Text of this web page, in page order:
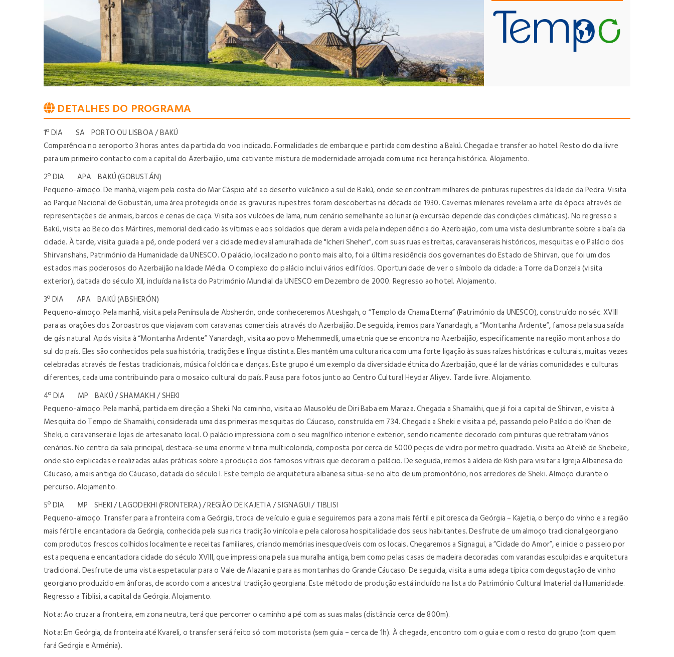
DETALHES DO PROGRAMA
1º DIA SA PORTO OU LISBOA / BAKÚ
Comparência no aeroporto 3 horas antes da partida do voo indicado. Formalidades de embarque e partida com destino a Bakú. Chegada e transfer ao hotel. Resto do dia livre
para um primeiro contacto com a capital do Azerbaijão, uma cativante mistura de modernidade arrojada com uma rica herança histórica. Alojamento.
2º DIA APA BAKÚ (GOBUSTÁN)
Pequeno-almoço. De manhã, viajem pela costa do Mar Cáspio até ao deserto vulcânico a sul de Bakú, onde se encontram milhares de pinturas rupestres da Idade da Pedra. Visita
ao Parque Nacional de Gobustán, uma área protegida onde as gravuras rupestres foram descobertas na década de 1930. Cavernas milenares revelam a arte da época através de
representações de animais, barcos e cenas de caça. Visita aos vulcões de lama, num cenário semelhante ao lunar (a excursão depende das condições climáticas). No regresso a
Bakú, visita ao Beco dos Mártires, memorial dedicado às vítimas e aos soldados que deram a vida pela independência do Azerbaijão, com uma vista deslumbrante sobre a baía da
cidade. À tarde, visita guiada a pé, onde poderá ver a cidade medieval amuralhada de "Icheri Sheher", com suas ruas estreitas, caravanserais históricos, mesquitas e o Palácio dos
Shirvanshahs, Património da Humanidade da UNESCO. O palácio, localizado no ponto mais alto, foi a última residência dos governantes do Estado de Shirvan, que foi um dos
estados mais poderosos do Azerbaijão na Idade Média. O complexo do palácio inclui vários edifícios. Oportunidade de ver o símbolo da cidade: a Torre da Donzela (visita
exterior), datada do século XII, incluída na lista do Património Mundial da UNESCO em Dezembro de 2000. Regresso ao hotel. Alojamento.
3º DIA APA BAKÚ (ABSHERÓN)
Pequeno-almoço. Pela manhã, visita pela Península de Absherón, onde conheceremos Ateshgah, o “Templo da Chama Eterna” (Património da UNESCO), construído no séc. XVIII
para as orações dos Zoroastros que viajavam com caravanas comerciais através do Azerbaijão. De seguida, iremos para Yanardagh, a “Montanha Ardente”, famosa pela sua saída
de gás natural. Após visita à “Montanha Ardente” Yanardagh, visita ao povo Mehemmedli, uma etnia que se encontra no Azerbaijão, especificamente na região montanhosa do
sul do país. Eles são conhecidos pela sua história, tradições e língua distinta. Eles mantêm uma cultura rica com uma forte ligação às suas raízes históricas e culturais, muitas vezes
celebradas através de festas tradicionais, música folclórica e danças. Este grupo é um exemplo da diversidade étnica do Azerbaijão, que é lar de várias comunidades e culturas
diferentes, cada uma contribuindo para o mosaico cultural do país. Pausa para fotos junto ao Centro Cultural Heydar Aliyev. Tarde livre. Alojamento.
4º DIA MP BAKÚ / SHAMAKHI / SHEKI
Pequeno-almoço. Pela manhã, partida em direção a Sheki. No caminho, visita ao Mausoléu de Diri Baba em Maraza. Chegada a Shamakhi, que já foi a capital de Shirvan, e visita à
Mesquita do Tempo de Shamakhi, considerada uma das primeiras mesquitas do Cáucaso, construída em 734. Chegada a Sheki e visita a pé, passando pelo Palácio do Khan de
Sheki, o caravanserai e lojas de artesanato local. O palácio impressiona com o seu magnífico interior e exterior, sendo ricamente decorado com pinturas que retratam vários
cenários. No centro da sala principal, destaca-se uma enorme vitrina multicolorida, composta por cerca de 5000 peças de vidro por metro quadrado. Visita ao Ateliê de Shebeke,
onde são explicadas e realizadas aulas práticas sobre a produção dos famosos vitrais que decoram o palácio. De seguida, iremos à aldeia de Kish para visitar a Igreja Albanesa do
Cáucaso, a mais antiga do Cáucaso, datada do século I. Este templo de arquitetura albanesa situa-se no alto de um promontório, nos arredores de Sheki. Almoço durante o
percurso. Alojamento.
5º DIA MP SHEKI / LAGODEKHI (FRONTEIRA) / REGIÃO DE KAJETIA / SIGNAGUI / TIBLISI
Pequeno-almoço. Transfer para a fronteira com a Geórgia, troca de veículo e guia e seguiremos para a zona mais fértil e pitoresca da Geórgia – Kajetia, o berço do vinho e a região
mais fértil e encantadora da Geórgia, conhecida pela sua rica tradição vinícola e pela calorosa hospitalidade dos seus habitantes. Desfrute de um almoço tradicional georgiano
com produtos frescos colhidos localmente e receitas familiares, criando memórias inesquecíveis com os locais. Chegaremos a Signagui, a “Cidade do Amor”, e inicie o passeio por
esta pequena e encantadora cidade do século XVIII, que impressiona pela sua muralha antiga, bem como pelas casas de madeira decoradas com varandas esculpidas e arquitetura
tradicional. Desfrute de uma vista espetacular para o Vale de Alazani e para as montanhas do Grande Cáucaso. De seguida, visita a uma adega típica com degustação de vinho
georgiano produzido em ânforas, de acordo com a ancestral tradição georgiana. Este método de produção está incluído na lista do Património Cultural Imaterial da Humanidade.
Regresso a Tiblisi, a capital da Geórgia. Alojamento.
Nota: Ao cruzar a fronteira, em zona neutra, terá que percorrer o caminho a pé com as suas malas (distância cerca de 800m).
Nota: Em Geórgia, da fronteira até Kvareli, o transfer será feito só com motorista (sem guia – cerca de 1h). À chegada, encontro com o guia e com o resto do grupo (com quem
fará Geórgia e Arménia).